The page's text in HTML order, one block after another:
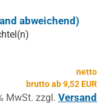
abweichend)
netto
brutto ab 9,52 EUR
MwSt. zzgl. Versand